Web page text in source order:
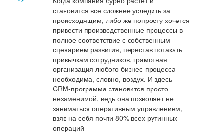
становится все сложнее уследить за
происходящим, либо же попросту хочется
привести производственные процессы в
полное соответствие с собственным
сценарием развития, перестав потакать
привычкам сотрудников, грамотная
организация любого бизнес-процесса
необходима, словно, воздух. И здесь
CRM-программа становится просто
незаменимой, ведь она позволяет не
заниматься оперативным управлением,
взяв на себя почти 80% всех рутинных
операций